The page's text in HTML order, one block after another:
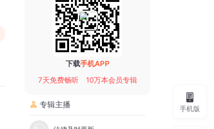
下载手机APP
7天免费畅听
10万本会员专辑
专辑主播 手机版